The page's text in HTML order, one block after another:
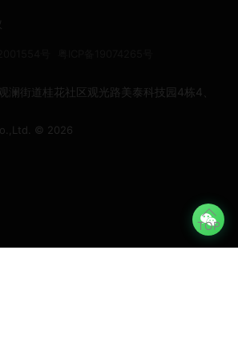
TOP
澜街道桂花社区观光路美泰科技园4栋4、
© 2026